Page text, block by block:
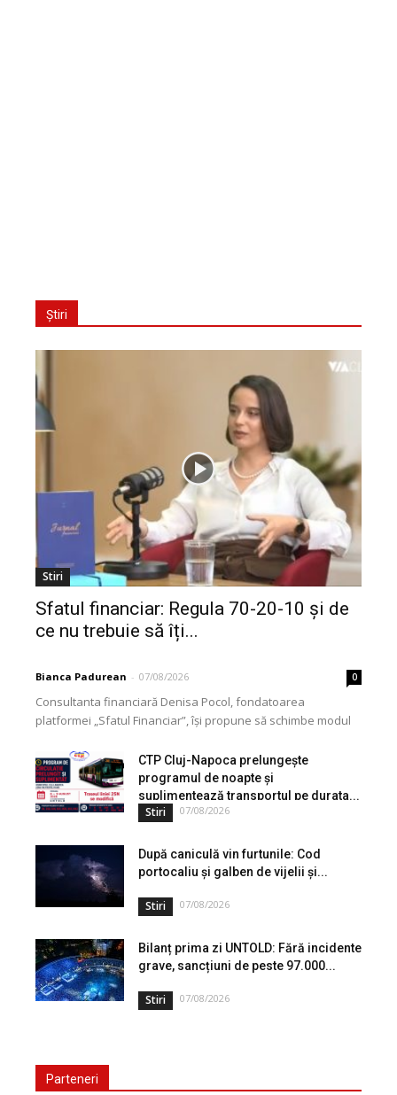
Știri
Stiri
Sfatul financiar: Regula 70-20-10 și de
ce nu trebuie să îți...
Bianca Padurean - 07/08/2026 0
Consultanta financiară Denisa Pocol, fondatoarea
platformei „Sfatul Financiar”, își propune să schimbe modul
de peste...
CTP Cluj-Napoca prelungește
programul de noapte și
suplimentează transportul pe durata...
Stiri 07/08/2026
După caniculă vin furtunile: Cod
portocaliu și galben de vijelii și...
Stiri 07/08/2026
Bilanț prima zi UNTOLD: Fără incidente
grave, sancțiuni de peste 97.000...
Stiri 07/08/2026
Parteneri